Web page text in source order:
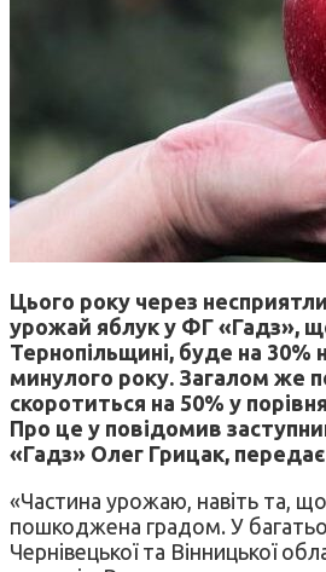
Цього року через
урожай яблук у ФГ «Гадз»,
Тернопільщині, буде на 30%
минулого року. Загалом же
скоротиться на 50% у
Про це у повідомив
«Гадз» Олег Грицак,
«Частина урожаю, навіть та,
пошкоджена градом. У
Чернівецької та Вінницької